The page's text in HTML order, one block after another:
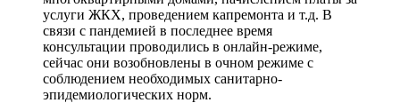
услуги ЖКХ, проведением капремонта и т.д. В
связи с пандемией в последнее время
консультации проводились в онлайн-режиме,
сейчас они возобновлены в очном режиме с
соблюдением необходимых санитарно-
эпидемиологических норм.